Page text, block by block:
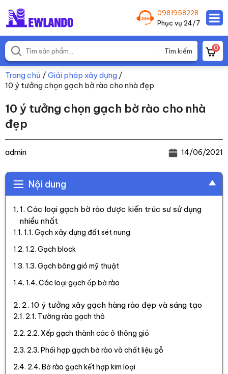
0981958228
Phục vụ 24/7
0
Trang chủ / Giải pháp xây dựng /
10 ý tưởng chọn gạch bờ rào cho nhà đẹp
10 ý tưởng chọn gạch bờ rào cho nhà
đẹp
admin 14/06/2021
Nội dung
1. Các loại gạch bờ rào được kiến trúc sư sử dụng
nhiều nhất
1.1. Gạch xây dựng đất sét nung
1.2. Gạch block
1.3. Gạch bông gió mỹ thuật
1.4. Các loại gạch ốp bờ rào
2. 10 ý tưởng xây gạch hàng rào đẹp và sáng tạo
2.1. Tường rào gạch thô
2.2. Xếp gạch thành các ô thông gió
2.3. Phối hợp gạch bờ rào và chất liệu gỗ
2.4. Bờ rào gạch kết hợp kim loại